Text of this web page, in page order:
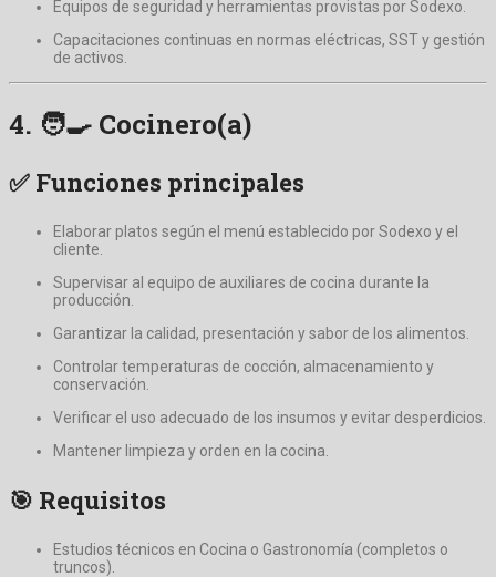
Equipos de seguridad y herramientas provistas por Sodexo.
Capacitaciones continuas en normas eléctricas, SST y gestión
de activos.
4. 🧑‍🍳 Cocinero(a)
✅ Funciones principales
Elaborar platos según el menú establecido por Sodexo y el
cliente.
Supervisar al equipo de auxiliares de cocina durante la
producción.
Garantizar la calidad, presentación y sabor de los alimentos.
Controlar temperaturas de cocción, almacenamiento y
conservación.
Verificar el uso adecuado de los insumos y evitar desperdicios.
Mantener limpieza y orden en la cocina.
🎯 Requisitos
Estudios técnicos en Cocina o Gastronomía (completos o
truncos).